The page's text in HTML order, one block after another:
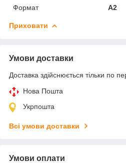
Формат
A2
Приховати
Умови доставки
Доставка здійснюється тільки по
Нова Пошта
Укрпошта
Всі умови доставки
Умови оплати